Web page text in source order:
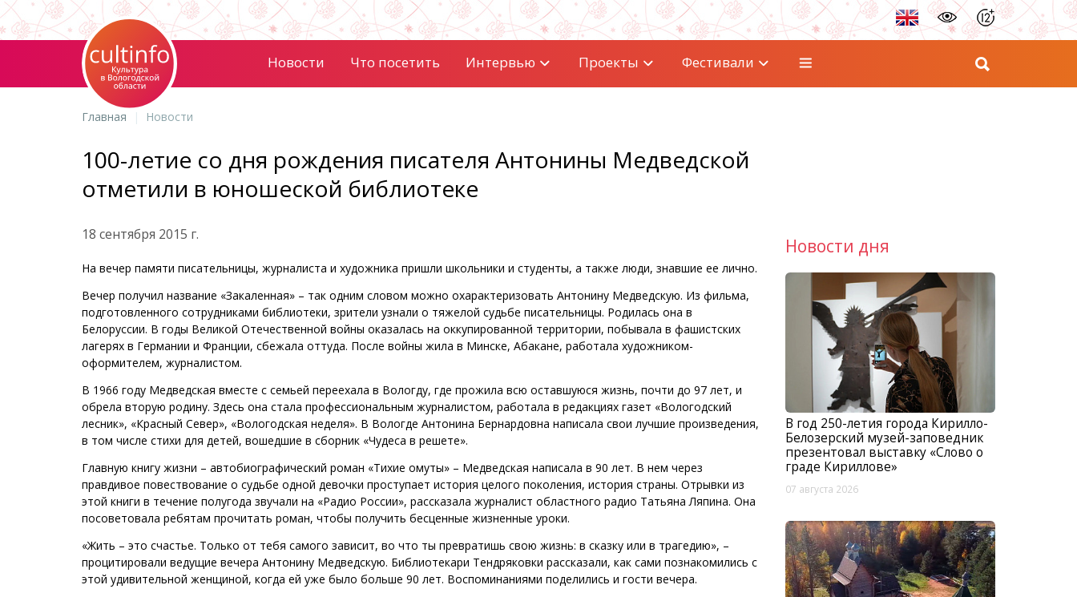
Новости Что посетить Интервью Проекты Фестивали
Главная Новости
100-летие со дня рождения писателя Антонины Медведской
отметили в юношеской библиотеке
18 сентября 2015 г.
На вечер памяти писательницы, журналиста и художника пришли школьники и студенты, а также люди, знавшие ее лично.
Вечер получил название «Закаленная» – так одним словом можно охарактеризовать Антонину Медведскую. Из фильма,
подготовленного сотрудниками библиотеки, зрители узнали о тяжелой судьбе писательницы. Родилась она в
Белоруссии. В годы Великой Отечественной войны оказалась на оккупированной территории, побывала в фашистских
лагерях в Германии и Франции, сбежала оттуда. После войны жила в Минске, Абакане, работала художником-
оформителем, журналистом.
В 1966 году Медведская вместе с семьей переехала в Вологду, где прожила всю оставшуюся жизнь, почти до 97 лет, и
обрела вторую родину. Здесь она стала профессиональным журналистом, работала в редакциях газет «Вологодский
лесник», «Красный Север», «Вологодская неделя». В Вологде Антонина Бернардовна написала свои лучшие произведения,
в том числе стихи для детей, вошедшие в сборник «Чудеса в решете».
Главную книгу жизни – автобиографический роман «Тихие омуты» – Медведская написала в 90 лет. В нем через
правдивое повествование о судьбе одной девочки проступает история целого поколения, история страны. Отрывки из
этой книги в течение полугода звучали на «Радио России», рассказала журналист областного радио Татьяна Ляпина. Она
посоветовала ребятам прочитать роман, чтобы получить бесценные жизненные уроки.
«Жить – это счастье. Только от тебя самого зависит, во что ты превратишь свою жизнь: в сказку или в трагедию», –
процитировали ведущие вечера Антонину Медведскую. Библиотекари Тендряковки рассказали, как сами познакомились с
этой удивительной женщиной, когда ей уже было больше 90 лет. Воспоминаниями поделились и гости вечера.
Новости дня
В год 250-летия города Кирилло-
Белозерский музей-заповедник
презентовал выставку «Слово о
граде Кириллове»
07 августа 2026